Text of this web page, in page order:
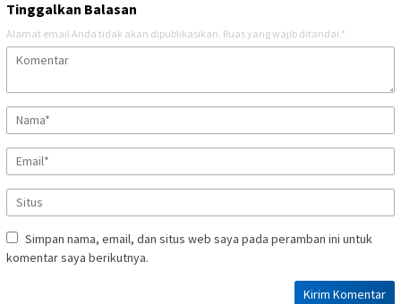
Tinggalkan Balasan
Alamat email Anda tidak akan dipublikasikan. Ruas yang wajib ditandai *
Simpan nama, email, dan situs web saya pada peramban ini untuk
komentar saya berikutnya.